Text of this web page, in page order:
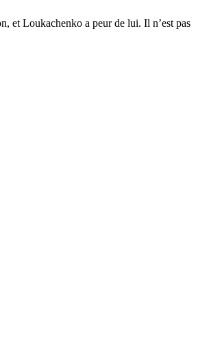
et Loukachenko a peur de lui. Il n’est pas